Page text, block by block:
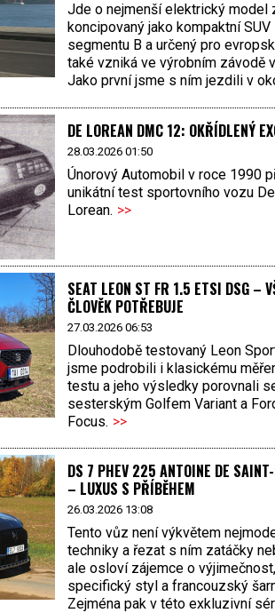
Jde o nejmenší elektrický model
koncipovaný jako kompaktní SUV
segmentu B a určený pro
také vzniká ve výrobním závodě
Jako první jsme s ním jezdili v
DE LOREAN DMC 12: OKŘÍDLENÝ
28.03.2026 01:50
Únorový Automobil v roce 1990
unikátní test sportovního vozu De
Lorean. >>
SEAT LEON ST FR 1.5 ETSI DSG –
ČLOVĚK POTŘEBUJE
27.03.2026 06:53
Dlouhodobě testovaný Leon
jsme podrobili i klasickému
testu a jeho výsledky porovnali
sesterským Golfem Variant a
Focus. >>
DS 7 PHEV 225 ANTOINE DE
– LUXUS S PŘÍBĚHEM
26.03.2026 13:08
Tento vůz není výkvětem
techniky a řezat s ním zatáčky
ale osloví zájemce o výjimečnost,
specifický styl a francouzský
Zejména pak v této exkluzivní